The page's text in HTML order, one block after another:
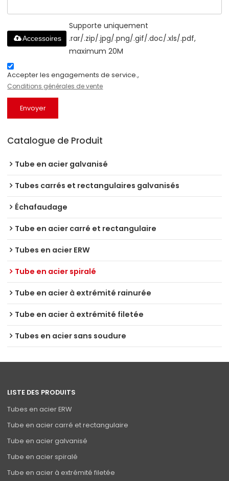
Supporte uniquement
.rar/.zip/.jpg/.png/.gif/.doc/.xls/.pdf,
maximum 20M
Accessoires
Accepter les engagements de service.,
Conditions générales de vente
Envoyer
Catalogue de Produit
Tube en acier galvanisé
Tubes carrés et rectangulaires galvanisés
Échafaudage
Tube en acier carré et rectangulaire
Tubes en acier ERW
Tube en acier spiralé
Tube en acier à extrémité rainurée
Tube en acier à extrémité filetée
Tubes en acier sans soudure
LISTE DES PRODUITS
Tubes en acier ERW
Tube en acier carré et rectangulaire
Tube en acier galvanisé
Tube en acier spiralé
Tube en acier à extrémité filetée